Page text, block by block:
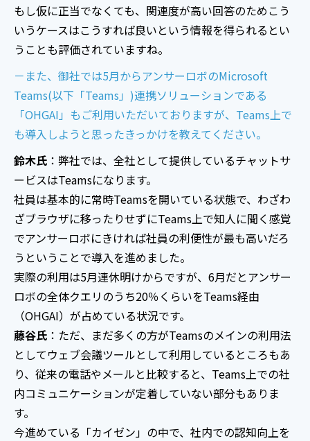
もし仮に正当でなくても、関連度が高い回答のためこう
いうケースはこうすれば良いという情報を得られるとい
うことも評価されていますね。
－また、御社では5月からアンサーロボのMicrosoft
Teams(以下「Teams」)連携ソリューションである
「OHGAI」もご利用いただいておりますが、Teams上で
も導入しようと思ったきっかけを教えてください。
鈴木氏 ：弊社では、全社として提供しているチャットサ
ービスはTeamsになります。
社員は基本的に常時Teamsを開いている状態で、わざわ
ざブラウザに移ったりせずにTeams上で知人に聞く感覚
でアンサーロボにきければ社員の利便性が最も高いだろ
うということで導入を進めました。
実際の利用は5月連休明けからですが、6月だとアンサー
ロボの全体クエリのうち20％くらいをTeams経由
（OHGAI）が占めている状況です。
藤谷氏 ：ただ、まだ多くの方がTeamsのメインの利用法
としてウェブ会議ツールとして利用しているところもあ
り、従来の電話やメールと比較すると、Teams上での社
内コミュニケーションが定着していない部分もありま
す。
今進めている「カイゼン」の中で、社内での認知向上を